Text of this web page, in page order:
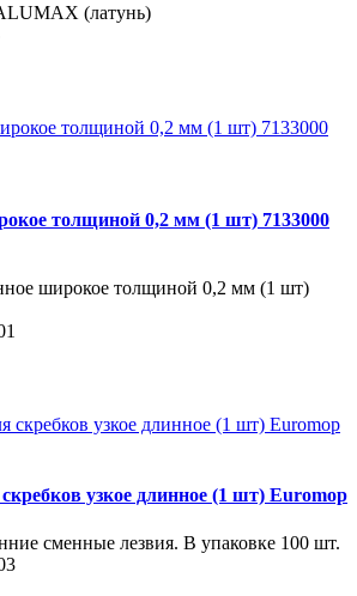
(латунь)
толщиной 0,2 мм (1 шт) 7133000
широкое толщиной 0,2 мм (1 шт)
узкое длинное (1 шт) Euromop
сменные лезвия. В упаковке 100 шт.